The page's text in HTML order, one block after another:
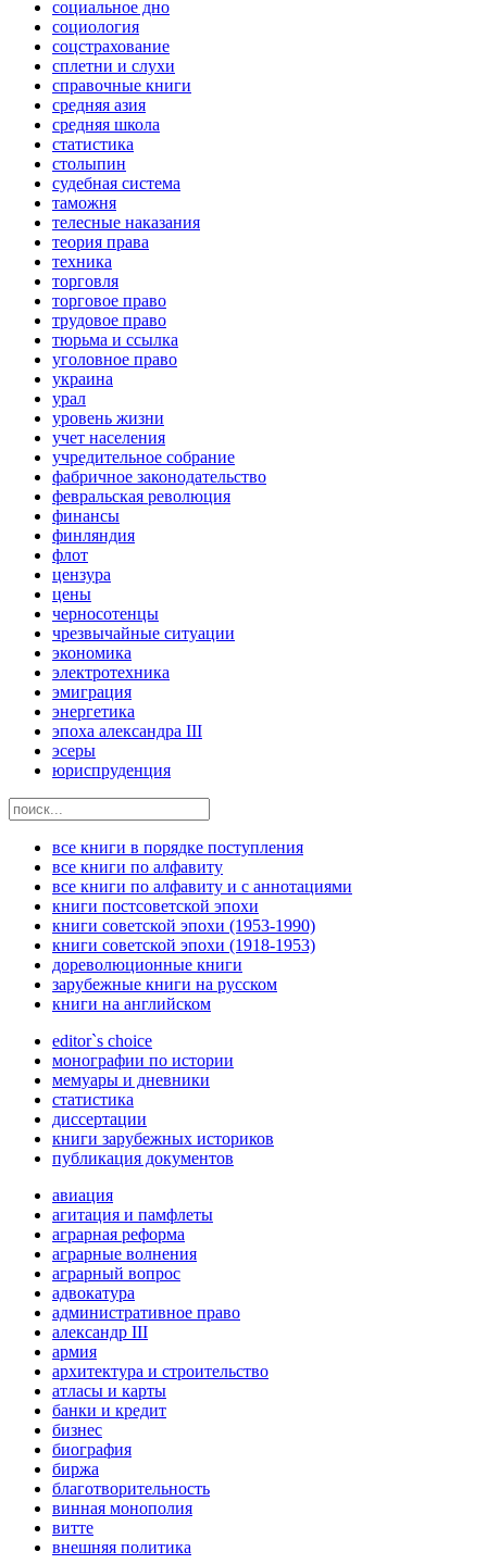
социальное дно
социология
соцстрахование
сплетни и слухи
справочные книги
средняя азия
средняя школа
статистика
столыпин
судебная система
таможня
телесные наказания
теория права
техника
торговля
торговое право
трудовое право
тюрьма и ссылка
уголовное право
украина
урал
уровень жизни
учет населения
учредительное собрание
фабричное законодательство
февральская революция
финансы
финляндия
флот
цензура
цены
черносотенцы
чрезвычайные ситуации
экономика
электротехника
эмиграция
энергетика
эпоха александра III
эсеры
юриспруденция
все книги в порядке поступления
все книги по алфавиту
все книги по алфавиту и с аннотациями
книги постсоветской эпохи
книги советской эпохи (1953-1990)
книги советской эпохи (1918-1953)
дореволюционные книги
зарубежные книги на русском
книги на английском
editor`s choice
монографии по истории
мемуары и дневники
статистика
диссертации
книги зарубежных историков
публикация документов
авиация
агитация и памфлеты
аграрная реформа
аграрные волнения
аграрный вопрос
адвокатура
административное право
александр III
армия
архитектура и строительство
атласы и карты
банки и кредит
бизнес
биография
биржа
благотворительность
винная монополия
витте
внешняя политика